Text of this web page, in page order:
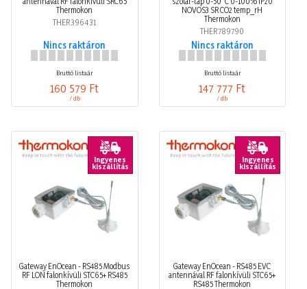
Thermokon
THER396431
Nincs raktáron
Bruttó listaár
160 579 Ft
/ db
NOVOS3 SR CO2 temp_rH
Thermokon
THER789790
Nincs raktáron
Bruttó listaár
147 777 Ft
/ db
Ingyenes
kiszállítás
Gateway EnOcean - RS485 Modbus
RF LON falonkívüli STC65+ RS485
Thermokon
Ingyenes
kiszállítás
Gateway EnOcean - RS485 EVC
antennával RF falonkívüli STC65+
RS485 Thermokon